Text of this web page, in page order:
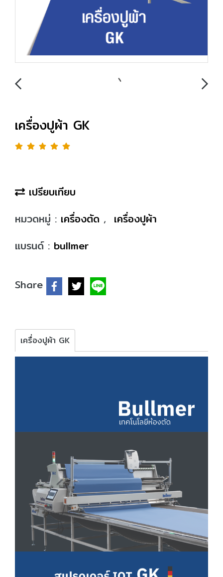
เครื่องปูผ้า GK
เปรียบเทียบ
หมวดหมู่ : เครื่องตัด , เครื่องปูผ้า
แบรนด์ : bullmer
Share
เครื่องปูผ้า GK